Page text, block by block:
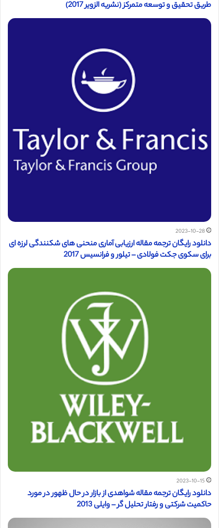
طریق تحقیق و توسعه متمرکز (نشریه الزویر 2017)
2023-10-28
دانلود رایگان ترجمه مقاله ارزیابی آماری منحنی های شکنندگی لرزه ای
برای سکوی جکت فولادی – تیلور و فرانسیس 2017
2023-10-15
دانلود رایگان ترجمه مقاله شواهدی از بازار در حال ظهور در مورد
حاکمیت شرکتی و رفتار تحلیل گر – وایلی 2013